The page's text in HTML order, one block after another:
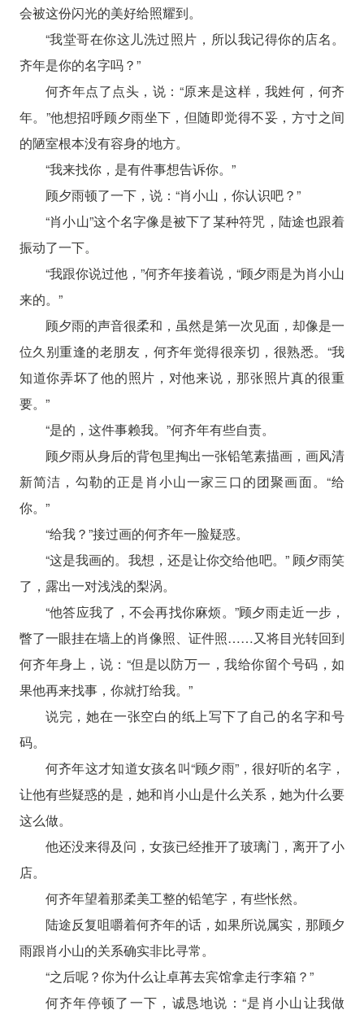
会被这份闪光的美好给照耀到。
“我堂哥在你这儿洗过照片，所以我记得你的店名。
齐年是你的名字吗？”
何齐年点了点头，说：“原来是这样，我姓何，何齐
年。”他想招呼顾夕雨坐下，但随即觉得不妥，方寸之间
的陋室根本没有容身的地方。
“我来找你，是有件事想告诉你。”
顾夕雨顿了一下，说：“肖小山，你认识吧？”
“肖小山”这个名字像是被下了某种符咒，陆途也跟着
振动了一下。
“我跟你说过他，”何齐年接着说，“顾夕雨是为肖小山
来的。”
顾夕雨的声音很柔和，虽然是第一次见面，却像是一
位久别重逢的老朋友，何齐年觉得很亲切，很熟悉。“我
知道你弄坏了他的照片，对他来说，那张照片真的很重
要。”
“是的，这件事赖我。”何齐年有些自责。
顾夕雨从身后的背包里掏出一张铅笔素描画，画风清
新简洁，勾勒的正是肖小山一家三口的团聚画面。“给
你。”
“给我？”接过画的何齐年一脸疑惑。
“这是我画的。我想，还是让你交给他吧。” 顾夕雨笑
了，露出一对浅浅的梨涡。
“他答应我了，不会再找你麻烦。”顾夕雨走近一步，
瞥了一眼挂在墙上的肖像照、证件照……又将目光转回到
何齐年身上，说：“但是以防万一，我给你留个号码，如
果他再来找事，你就打给我。”
说完，她在一张空白的纸上写下了自己的名字和号
码。
何齐年这才知道女孩名叫“顾夕雨”，很好听的名字，
让他有些疑惑的是，她和肖小山是什么关系，她为什么要
这么做。
他还没来得及问，女孩已经推开了玻璃门，离开了小
店。
何齐年望着那柔美工整的铅笔字，有些怅然。
陆途反复咀嚼着何齐年的话，如果所说属实，那顾夕
雨跟肖小山的关系确实非比寻常。
“之后呢？你为什么让卓苒去宾馆拿走行李箱？”
何齐年停顿了一下，诚恳地说：“是肖小山让我做